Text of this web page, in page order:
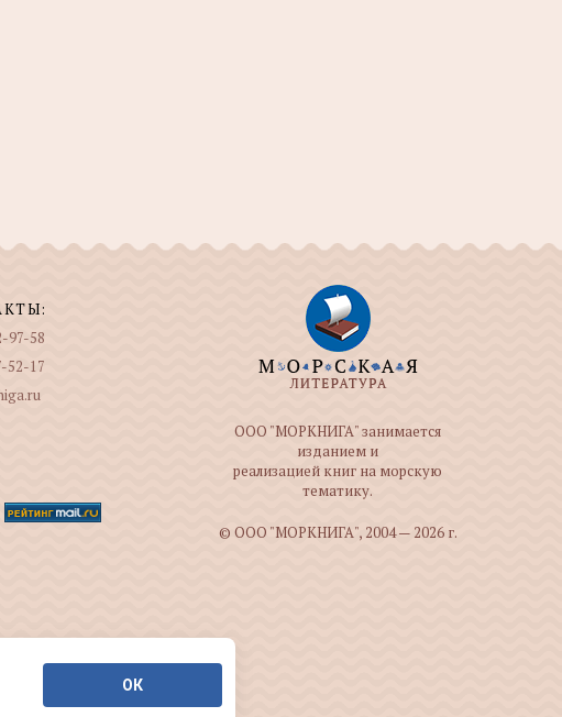
97-58
52-17
ООО "МОРКНИГА" занимается
изданием и
реализацией книг на морскую
тематику.
© ООО "МОРКНИГА", 2004 — 2026 г.
ОК